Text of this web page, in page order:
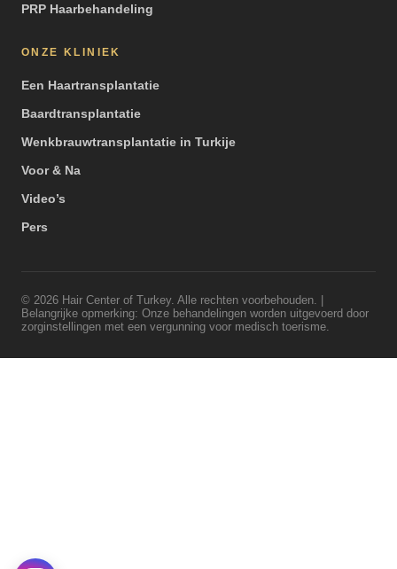
PRP Haarbehandeling
ONZE KLINIEK
Een Haartransplantatie
Baardtransplantatie
Wenkbrauwtransplantatie in Turkije
Voor & Na
Video’s
Pers
© 2026 Hair Center of Turkey. Alle rechten voorbehouden. |
Belangrijke opmerking: Onze behandelingen worden uitgevoerd door
zorginstellingen met een vergunning voor medisch toerisme.